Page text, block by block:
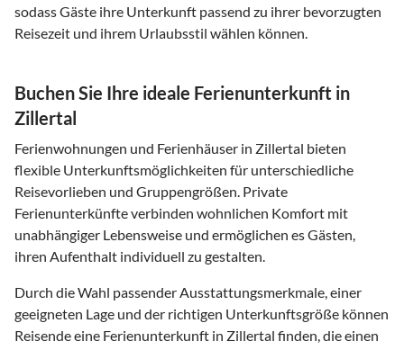
sodass Gäste ihre Unterkunft passend zu ihrer bevorzugten
Reisezeit und ihrem Urlaubsstil wählen können.
Buchen Sie Ihre ideale Ferienunterkunft in
Zillertal
Ferienwohnungen und Ferienhäuser in Zillertal bieten
flexible Unterkunftsmöglichkeiten für unterschiedliche
Reisevorlieben und Gruppengrößen. Private
Ferienunterkünfte verbinden wohnlichen Komfort mit
unabhängiger Lebensweise und ermöglichen es Gästen,
ihren Aufenthalt individuell zu gestalten.
Durch die Wahl passender Ausstattungsmerkmale, einer
geeigneten Lage und der richtigen Unterkunftsgröße können
Reisende eine Ferienunterkunft in Zillertal finden, die einen